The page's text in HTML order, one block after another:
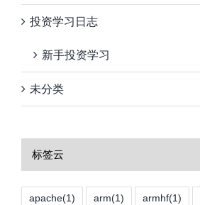
投资学习日志
新手投资学习
未分类
标签云
apache(1) arm(1) armhf(1)